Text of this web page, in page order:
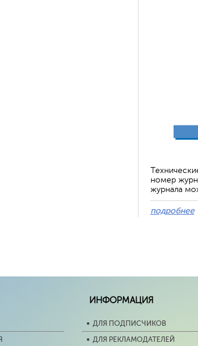
номер
журнала
подробнее
ИНФОРМАЦИЯ
ДЛЯ ПОДПИСЧИКОВ
ДЛЯ РЕКЛАМОДАТЕЛЕЙ